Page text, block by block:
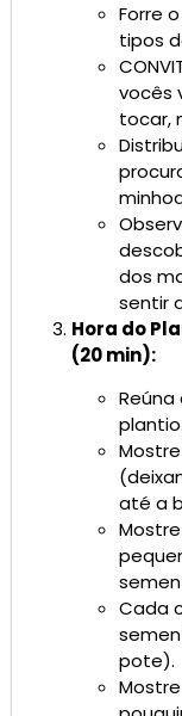
Forre
tipos
vocês
tocar,
dos
sentir
Hora do
(20 min):
plantio.
até a
Cada
pote).